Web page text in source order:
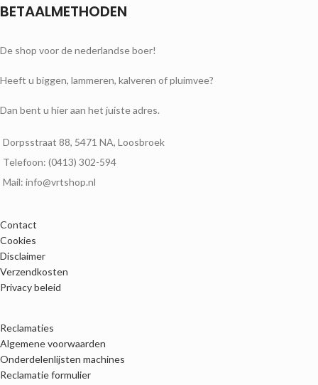
BETAALMETHODEN
De shop voor de nederlandse boer!
Heeft u biggen, lammeren, kalveren of pluimvee?
Dan bent u hier aan het juiste adres.
Dorpsstraat 88, 5471 NA, Loosbroek
Telefoon: (0413) 302-594
Mail: info@vrtshop.nl
Contact
Cookies
Disclaimer
Verzendkosten
Privacy beleid
Reclamaties
Algemene voorwaarden
Onderdelenlijsten machines
Reclamatie formulier